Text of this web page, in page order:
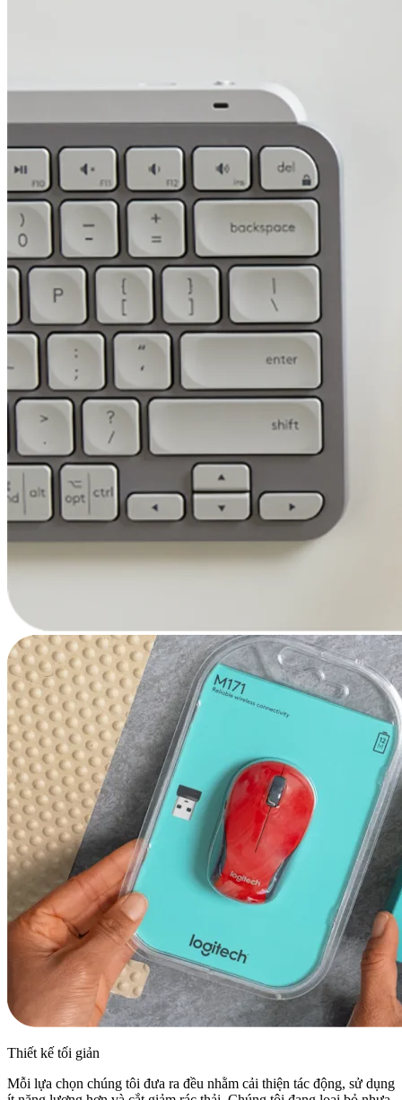
Thiết kế tối giản
Mỗi lựa chọn chúng tôi đưa ra đều nhằm cải thiện tác động, sử dụng